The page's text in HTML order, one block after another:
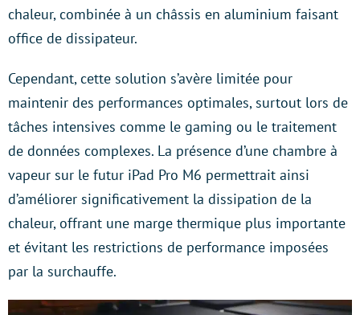
chaleur, combinée à un châssis en aluminium faisant
office de dissipateur.
Cependant, cette solution s’avère limitée pour
maintenir des performances optimales, surtout lors de
tâches intensives comme le gaming ou le traitement
de données complexes. La présence d’une chambre à
vapeur sur le futur iPad Pro M6 permettrait ainsi
d’améliorer significativement la dissipation de la
chaleur, offrant une marge thermique plus importante
et évitant les restrictions de performance imposées
par la surchauffe.